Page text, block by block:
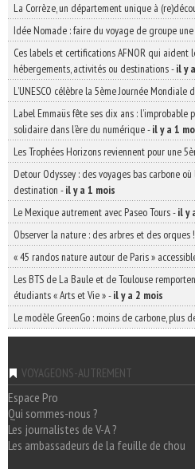
La Corrèze, un département unique à
Idée Nomade : faire du voyage de groupe
Ces labels et certifications AFNOR qui aident
hébergements, activités ou destinations-il y
L’UNESCO célèbre la 5ème Journée
Label Emmaüs fête ses dix ans : l’improbable
solidaire dans l’ère du numérique-il y a 1
Les Trophées Horizons reviennent pour une
Detour Odyssey : des voyages bas carbone où
destination -il y a 1 mois
Le Mexique autrement avec Paseo Tours-il y
Observer la nature : des arbres et des orques !
« 45 randos nature autour de Paris »
Les BTS de La Baule et de Toulouse
étudiants « Arts et Vie »-il y a 2 mois
Le modèle GreenGo : moins de carbone, plus
VOYAGEONS-AUTREMENT
Espace Pro
Qui sommes-nous ?
Les journalistes de V-A ?
Les ambassadeurs de la feuille de chou